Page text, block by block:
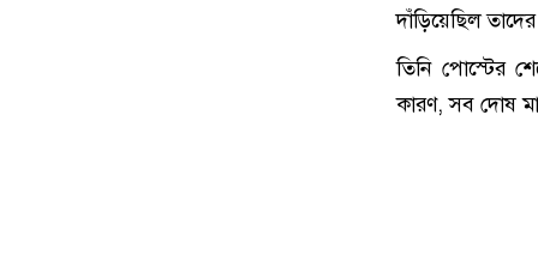
দাঁড়িয়েছিল
তিনি পোস্টের
কারণ, সব দোষ